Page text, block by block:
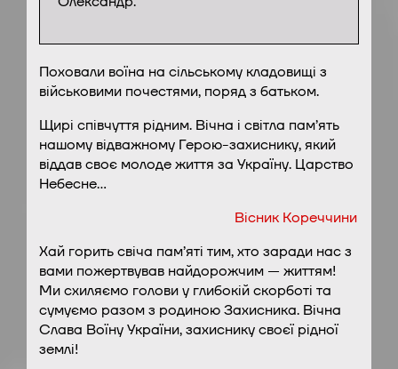
Поховали воїна на сільському кладовищі з
військовими почестями, поряд з батьком.
Щирі співчуття рідним. Вічна і світла пам’ять
нашому відважному Герою-захиснику, який
віддав своє молоде життя за Україну. Царство
Небесне…
Вісник Кореччини
Хай горить свіча пам’яті тим, хто заради нас з
вами пожертвував найдорожчим — життям!
Ми схиляємо голови у глибокій скорботі та
сумуємо разом з родиною Захисника. Вічна
Слава Воїну України, захиснику своєї рідної
землі!